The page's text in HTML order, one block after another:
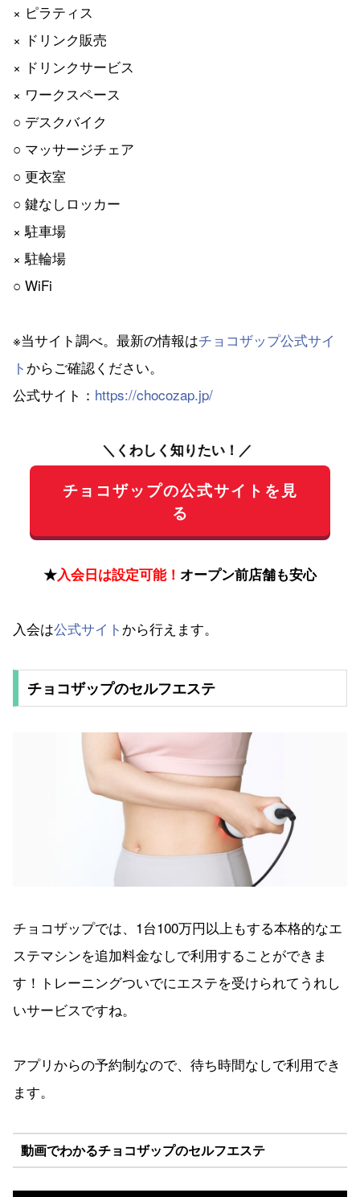
× ピラティス
× ドリンク販売
× ドリンクサービス
× ワークスペース
○ デスクバイク
○ マッサージチェア
○ 更衣室
○ 鍵なしロッカー
× 駐車場
× 駐輪場
○ WiFi
※当サイト調べ。最新の情報はチョコザップ公式サイ
ト からご確認ください。
公式サイト： https://chocozap.jp/
＼くわしく知りたい！／
チョコザップの公式サイトを見
る
★入会日は設定可能！ オープン前店舗も安心
入会は公式サイト から行えます。
チョコザップのセルフエステ
チョコザップでは、1台100万円以上もする本格的なエ
ステマシンを追加料金なしで利用することができま
す！トレーニングついでにエステを受けられてうれし
いサービスですね。
アプリからの予約制なので、待ち時間なしで利用でき
ます。
動画でわかるチョコザップのセルフエステ